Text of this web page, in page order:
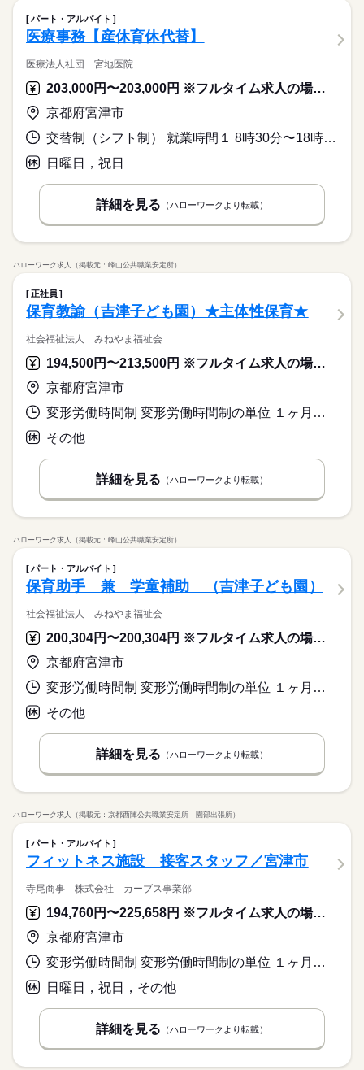
パート・アルバイト
医療事務【産休育休代替】
医療法人社団 宮地医院
203,000円〜203,000円 ※フルタイム求人の場合は月額（換算額）、パート求人の場合は時間額を表示しています。
京都府宮津市
交替制（シフト制） 就業時間１ 8時30分〜18時00分 就業時間２ 8時30分〜12時30分 就業時間に関する特記事項 （１）は月、火、木、金
日曜日，祝日
詳細を見る （ハローワークより転載）
ハローワーク求人（掲載元：峰山公共職業安定所）
正社員
保育教諭（吉津子ども園）★主体性保育★
社会福祉法人 みねやま福祉会
194,500円〜213,500円 ※フルタイム求人の場合は月額（換算額）、パート求人の場合は時間額を表示しています。
京都府宮津市
変形労働時間制 変形労働時間制の単位 １ヶ月単位 就業時間１ 7時30分〜16時30分 就業時間２ 8時30分〜17時30分 就業時間３ 9時00分〜18時00分 就業時間に関する特記事項 （４）１０：００～１９：００
その他
詳細を見る （ハローワークより転載）
ハローワーク求人（掲載元：峰山公共職業安定所）
パート・アルバイト
保育助手 兼 学童補助 （吉津子ども園）
社会福祉法人 みねやま福祉会
200,304円〜200,304円 ※フルタイム求人の場合は月額（換算額）、パート求人の場合は時間額を表示しています。
京都府宮津市
変形労働時間制 変形労働時間制の単位 １ヶ月単位 就業時間１ 8時30分〜17時30分 就業時間２ 9時30分〜18時30分
その他
詳細を見る （ハローワークより転載）
ハローワーク求人（掲載元：京都西陣公共職業安定所 園部出張所）
パート・アルバイト
フィットネス施設 接客スタッフ／宮津市
寺尾商事 株式会社 カーブス事業部
194,760円〜225,658円 ※フルタイム求人の場合は月額（換算額）、パート求人の場合は時間額を表示しています。
京都府宮津市
変形労働時間制 変形労働時間制の単位 １ヶ月単位 就業時間１ 9時15分〜19時15分 就業時間２ 9時30分〜13時30分 又は 9時00分〜19時00分の時間の間の9時間程度 就業時間に関する特記事項 （２）は土曜日（休憩はなし）
日曜日，祝日，その他
詳細を見る （ハローワークより転載）